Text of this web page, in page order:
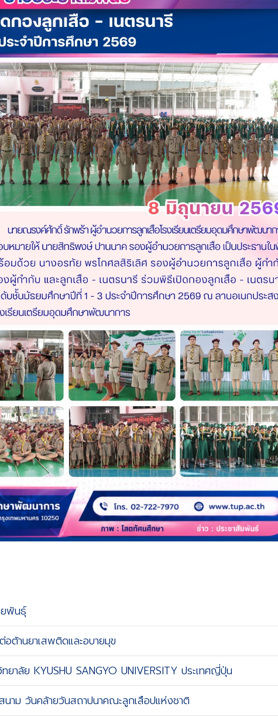
พันธุ์
ต้านยาเสพติดและอบายมุข
ยาลัย KYUSHU SANGYO UNIVERSITY ประเทศญี่ปุ่น
ม วันคล้ายวันสถาปนาคณะลูกเสือปแห่งชาติ